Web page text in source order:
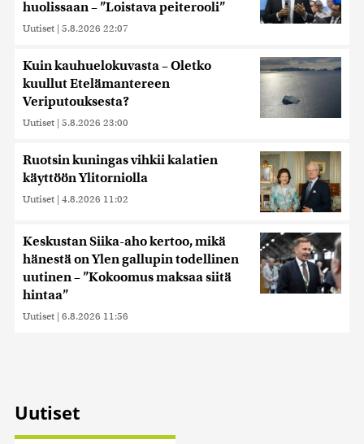
huolissaan – ”Loistava peiterooli”
Uutiset | 5.8.2026 22:07
Kuin kauhuelokuvasta – Oletko
kuullut Etelämantereen
Veriputouksesta?
Uutiset | 5.8.2026 23:00
Ruotsin kuningas vihkii kalatien
käyttöön Ylitorniolla
Uutiset | 4.8.2026 11:02
Keskustan Siika-aho kertoo, mikä
hänestä on Ylen gallupin todellinen
uutinen – ”Kokoomus maksaa siitä
hintaa”
Uutiset | 6.8.2026 11:56
Uutiset